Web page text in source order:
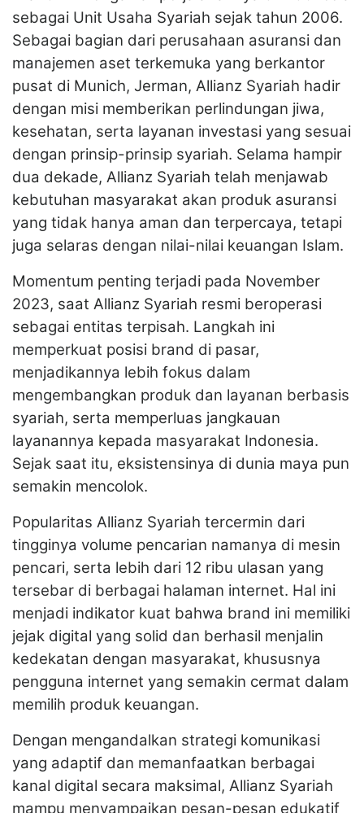
sebagai Unit Usaha Syariah sejak tahun 2006.
Sebagai bagian dari perusahaan asuransi dan
manajemen aset terkemuka yang berkantor
pusat di Munich, Jerman, Allianz Syariah hadir
dengan misi memberikan perlindungan jiwa,
kesehatan, serta layanan investasi yang sesuai
dengan prinsip-prinsip syariah. Selama hampir
dua dekade, Allianz Syariah telah menjawab
kebutuhan masyarakat akan produk asuransi
yang tidak hanya aman dan terpercaya, tetapi
juga selaras dengan nilai-nilai keuangan Islam.
Momentum penting terjadi pada November
2023, saat Allianz Syariah resmi beroperasi
sebagai entitas terpisah. Langkah ini
memperkuat posisi brand di pasar,
menjadikannya lebih fokus dalam
mengembangkan produk dan layanan berbasis
syariah, serta memperluas jangkauan
layanannya kepada masyarakat Indonesia.
Sejak saat itu, eksistensinya di dunia maya pun
semakin mencolok.
Popularitas Allianz Syariah tercermin dari
tingginya volume pencarian namanya di mesin
pencari, serta lebih dari 12 ribu ulasan yang
tersebar di berbagai halaman internet. Hal ini
menjadi indikator kuat bahwa brand ini memiliki
jejak digital yang solid dan berhasil menjalin
kedekatan dengan masyarakat, khususnya
pengguna internet yang semakin cermat dalam
memilih produk keuangan.
Dengan mengandalkan strategi komunikasi
yang adaptif dan memanfaatkan berbagai
kanal digital secara maksimal, Allianz Syariah
mampu menyampaikan pesan-pesan edukatif